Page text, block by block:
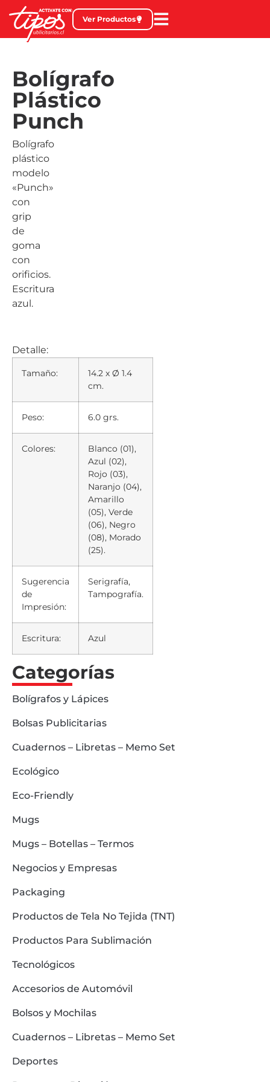
Ver Productos
Bolígrafo
Plástico
Punch
Bolígrafo
plástico
modelo
«Punch»
con
grip
de
goma
con
orificios.
Escritura
azul.
Detalle:
Tamaño:
14.2 x Ø 1.4
cm.
Peso: 6.0 grs.
Colores:
Blanco (01),
Azul (02),
Rojo (03),
Naranjo (04),
Amarillo
(05), Verde
(06), Negro
(08), Morado
(25).
Sugerencia
de
Impresión:
Serigrafía,
Tampografía.
Escritura: Azul
Categorías
Bolígrafos y Lápices
Bolsas Publicitarias
Cuadernos – Libretas – Memo Set
Ecológico
Eco-Friendly
Mugs
Mugs – Botellas – Termos
Negocios y Empresas
Packaging
Productos de Tela No Tejida (TNT)
Productos Para Sublimación
Tecnológicos
Accesorios de Automóvil
Bolsos y Mochilas
Cuadernos – Libretas – Memo Set
Deportes